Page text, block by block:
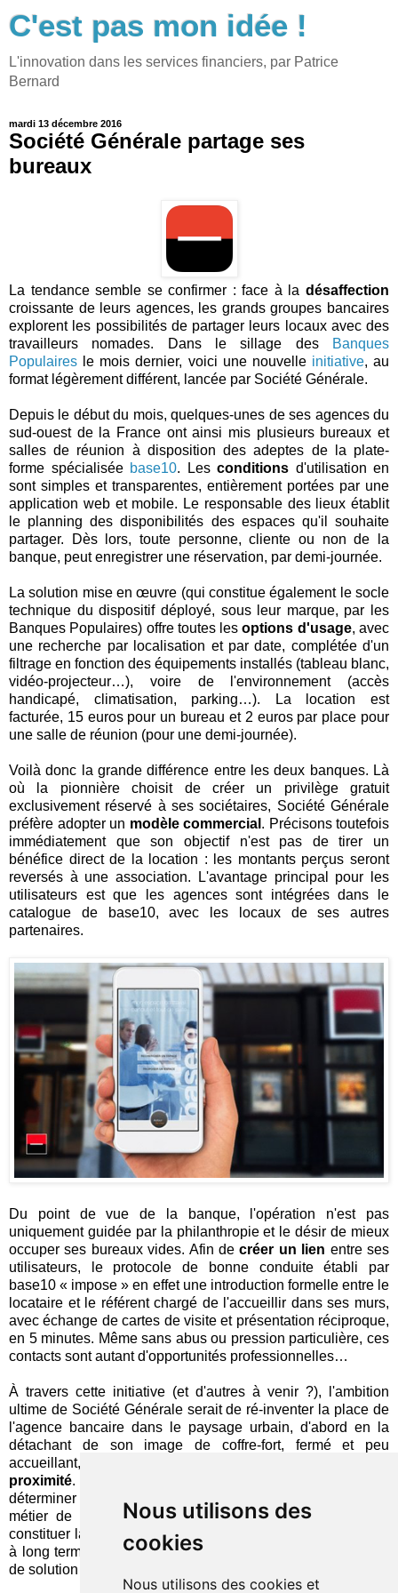
Nous utilisons des
cookies
Nous utilisons des cookies et
C'est pas mon idée !
L'innovation dans les services financiers, par Patrice
Bernard
mardi 13 décembre 2016
Société Générale partage ses
bureaux
La tendance semble se confirmer : face à la désaffection
croissante de leurs agences, les grands groupes bancaires
explorent les possibilités de partager leurs locaux avec des
travailleurs nomades. Dans le sillage des
Banques
Populaires le mois dernier, voici une nouvelle initiative, au
format légèrement différent, lancée par Société Générale.
Depuis le début du mois, quelques-unes de ses agences du
sud-ouest de la France ont ainsi mis plusieurs bureaux et
salles de réunion à disposition des adeptes de la plate-
forme spécialisée base10. Les conditions d'utilisation en
sont simples et transparentes, entièrement portées par une
application web et mobile. Le responsable des lieux établit
le planning des disponibilités des espaces qu'il souhaite
partager. Dès lors, toute personne, cliente ou non de la
banque, peut enregistrer une réservation, par demi-journée.
La solution mise en œuvre (qui constitue également le socle
technique du dispositif déployé, sous leur marque, par les
Banques Populaires) offre toutes lesoptions d'usage, avec
une recherche par localisation et par date, complétée d'un
filtrage en fonction des équipements installés (tableau blanc,
vidéo-projecteur…), voire de l'environnement (accès
handicapé, climatisation, parking…). La location est
facturée, 15 euros pour un bureau et 2 euros par place pour
une salle de réunion (pour une demi-journée).
Voilà donc la grande différence entre les deux banques. Là
où la pionnière choisit de créer un privilège gratuit
exclusivement réservé à ses sociétaires, Société Générale
préfère adopter un modèle commercial . Précisons toutefois
immédiatement que son objectif n'est pas de tirer un
bénéfice direct de la location : les montants perçus seront
reversés à une association. L'avantage principal pour les
utilisateurs est que les agences sont intégrées dans le
catalogue de base10, avec les locaux de ses autres
partenaires.
Du point de vue de la banque, l'opération n'est pas
uniquement guidée par la philanthropie et le désir de mieux
occuper ses bureaux vides. Afin decréer un lien entre ses
utilisateurs, le protocole de bonne conduite établi par
base10 « impose » en effet une introduction formelle entre le
locataire et le référent chargé de l'accueillir dans ses murs,
avec échange de cartes de visite et présentation réciproque,
en 5 minutes. Même sans abus ou pression particulière, ces
contacts sont autant d'opportunités professionnelles…
À travers cette initiative (et d'autres à venir ?), l'ambition
ultime de Société Générale serait de ré-inventer la place de
l'agence bancaire dans le paysage urbain, d'abord en la
détachant de son image de coffre-fort, fermé et peu
accueillant, puis en lui donnant un
proximité. L'idée est séduisante. Il restera cependant à
déterminer comment elle s'articulera concrètement avec le
métier de l'institution et à vérifier si elle peut réellement
constituer la base d'un nouveau modèle (viable) de réseau,
à long terme. Pour ma part, je reste convaincu que ce type
de solution ne peut être que temporaire…